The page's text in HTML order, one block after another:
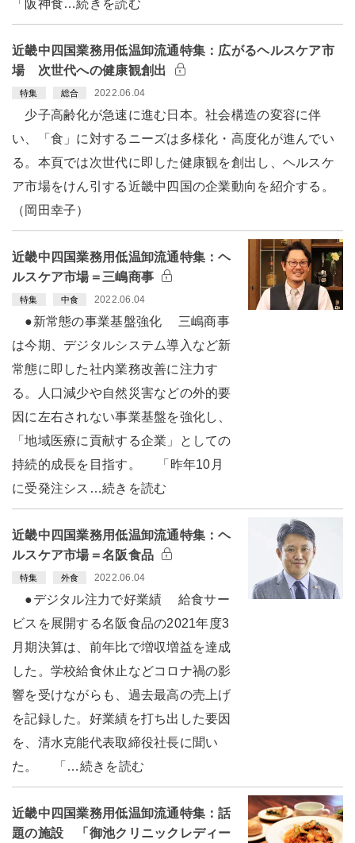
「阪神食…続きを読む
近畿中四国業務用低温卸流通特集：広がるヘルスケア市
場 次世代への健康観創出
特集 総合 2022.06.04
少子高齢化が急速に進む日本。社会構造の変容に伴
い、「食」に対するニーズは多様化・高度化が進んでい
る。本頁では次世代に即した健康観を創出し、ヘルスケ
ア市場をけん引する近畿中四国の企業動向を紹介する。
（岡田幸子）
近畿中四国業務用低温卸流通特集：ヘ
ルスケア市場＝三嶋商事
特集 中食 2022.06.04
●新常態の事業基盤強化 三嶋商事
は今期、デジタルシステム導入など新
常態に即した社内業務改善に注力す
る。人口減少や自然災害などの外的要
因に左右されない事業基盤を強化し、
「地域医療に貢献する企業」としての
持続的成長を目指す。 「昨年10月
に受発注シス…続きを読む
近畿中四国業務用低温卸流通特集：ヘ
ルスケア市場＝名阪食品
特集 外食 2022.06.04
●デジタル注力で好業績 給食サー
ビスを展開する名阪食品の2021年度3
月期決算は、前年比で増収増益を達成
した。学校給食休止などコロナ禍の影
響を受けながらも、過去最高の売上げ
を記録した。好業績を打ち出した要因
を、清水克能代表取締役社長に聞い
た。 「…続きを読む
近畿中四国業務用低温卸流通特集：話
題の施設 「御池クリニックレディー